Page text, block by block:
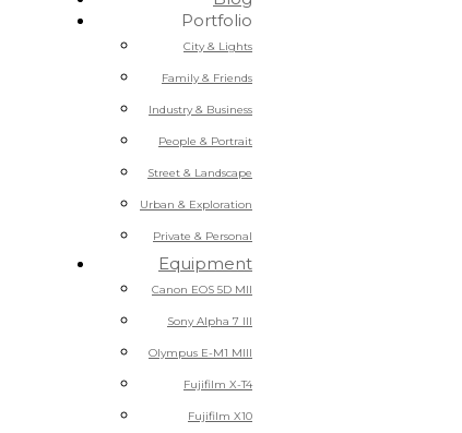
Portfolio
City & Lights
Family & Friends
Industry & Business
People & Portrait
Street & Landscape
Urban & Exploration
Private & Personal
Equipment
Canon EOS 5D MII
Sony Alpha 7 III
Olympus E-M1 MIII
Fujifilm X-T4
Fujifilm X10